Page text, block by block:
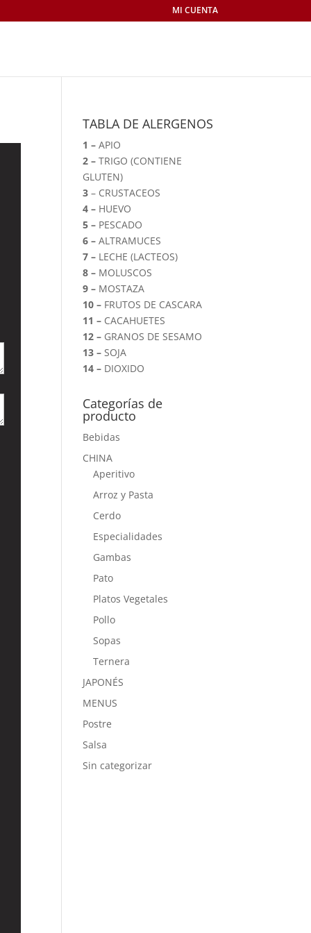
MI CUENTA
TABLA DE ALERGENOS
1 – APIO
2 – TRIGO (CONTIENE
GLUTEN)
3 – CRUSTACEOS
4 – HUEVO
5 – PESCADO
6 – ALTRAMUCES
7 – LECHE (LACTEOS)
8 – MOLUSCOS
9 – MOSTAZA
10 – FRUTOS DE CASCARA
11 – CACAHUETES
12 – GRANOS DE SESAMO
13 – SOJA
14 – DIOXIDO
Categorías de
producto
Bebidas
CHINA
Aperitivo
Arroz y Pasta
Cerdo
Especialidades
Gambas
Pato
Platos Vegetales
Pollo
Sopas
Ternera
JAPONÉS
MENUS
Postre
Salsa
Sin categorizar